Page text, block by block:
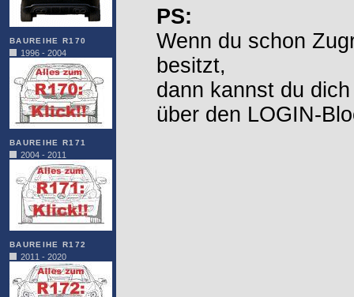
BAUREIHE R170
1996 - 2004
BAUREIHE R171
2004 - 2011
BAUREIHE R172
2011 - 2020
PS:
Wenn du schon
besitzt,
dann kannst du
über den LOGIN-